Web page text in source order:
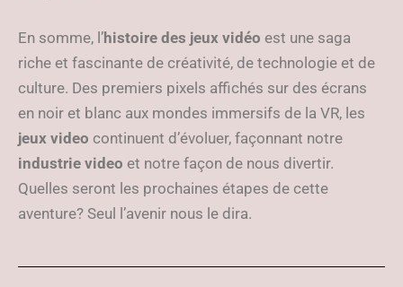
En somme, l’histoire des jeux vidéo est une saga
riche et fascinante de créativité, de technologie et de
culture. Des premiers pixels affichés sur des écrans
en noir et blanc aux mondes immersifs de la VR, les
jeux video continuent d’évoluer, façonnant notre
industrie video et notre façon de nous divertir.
Quelles seront les prochaines étapes de cette
aventure? Seul l’avenir nous le dira.